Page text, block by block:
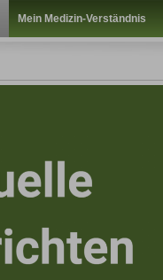
Mein Medizin-Verständnis